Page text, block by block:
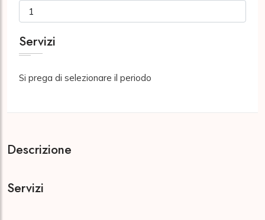
Servizi
Si prega di selezionare il periodo
Descrizione
Servizi